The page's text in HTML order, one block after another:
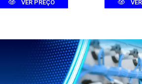
VER PREÇO